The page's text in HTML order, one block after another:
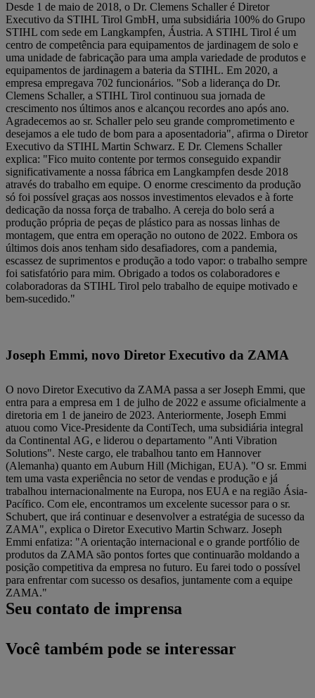
Desde 1 de maio de 2018, o Dr. Clemens Schaller é Diretor
Executivo da STIHL Tirol GmbH, uma subsidiária 100% do Grupo
STIHL com sede em Langkampfen, Áustria. A STIHL Tirol é um
centro de competência para equipamentos de jardinagem de solo e
uma unidade de fabricação para uma ampla variedade de produtos e
equipamentos de jardinagem a bateria da STIHL. Em 2020, a
empresa empregava 702 funcionários. "Sob a liderança do Dr.
Clemens Schaller, a STIHL Tirol continuou sua jornada de
crescimento nos últimos anos e alcançou recordes ano após ano.
Agradecemos ao sr. Schaller pelo seu grande comprometimento e
desejamos a ele tudo de bom para a aposentadoria", afirma o Diretor
Executivo da STIHL Martin Schwarz. E Dr. Clemens Schaller
explica: "Fico muito contente por termos conseguido expandir
significativamente a nossa fábrica em Langkampfen desde 2018
através do trabalho em equipe. O enorme crescimento da produção
só foi possível graças aos nossos investimentos elevados e à forte
dedicação da nossa força de trabalho. A cereja do bolo será a
produção própria de peças de plástico para as nossas linhas de
montagem, que entra em operação no outono de 2022. Embora os
últimos dois anos tenham sido desafiadores, com a pandemia,
escassez de suprimentos e produção a todo vapor: o trabalho sempre
foi satisfatório para mim. Obrigado a todos os colaboradores e
colaboradoras da STIHL Tirol pelo trabalho de equipe motivado e
bem-sucedido."
Joseph Emmi, novo Diretor Executivo da ZAMA
O novo Diretor Executivo da ZAMA passa a ser Joseph Emmi, que
entra para a empresa em 1 de julho de 2022 e assume oficialmente a
diretoria em 1 de janeiro de 2023. Anteriormente, Joseph Emmi
atuou como Vice-Presidente da ContiTech, uma subsidiária integral
da Continental AG, e liderou o departamento "Anti Vibration
Solutions". Neste cargo, ele trabalhou tanto em Hannover
(Alemanha) quanto em Auburn Hill (Michigan, EUA). "O sr. Emmi
tem uma vasta experiência no setor de vendas e produção e já
trabalhou internacionalmente na Europa, nos EUA e na região Ásia-
Pacífico. Com ele, encontramos um excelente sucessor para o sr.
Schubert, que irá continuar e desenvolver a estratégia de sucesso da
ZAMA", explica o Diretor Executivo Martin Schwarz. Joseph
Emmi enfatiza: "A orientação internacional e o grande portfólio de
produtos da ZAMA são pontos fortes que continuarão moldando a
posição competitiva da empresa no futuro. Eu farei todo o possível
para enfrentar com sucesso os desafios, juntamente com a equipe
ZAMA."
Seu contato de imprensa
Você também pode se interessar